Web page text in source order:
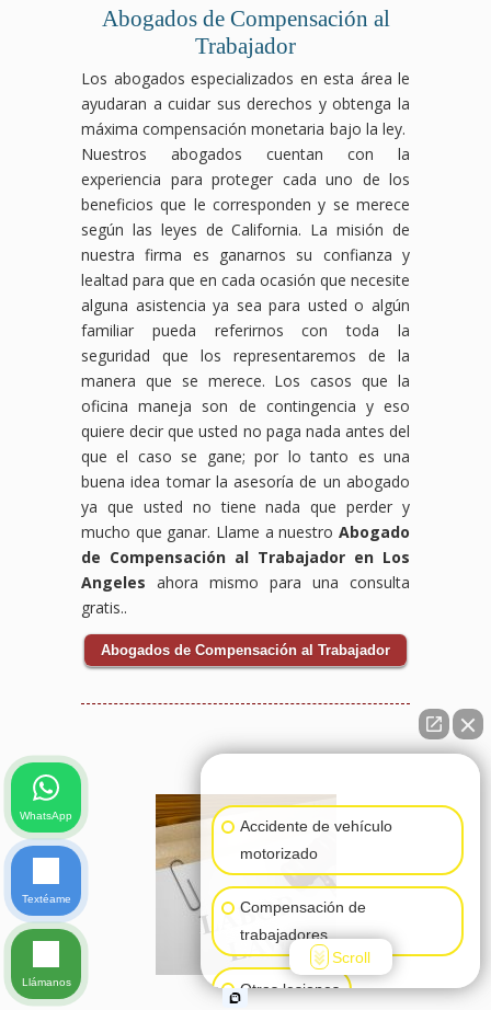
Abogados de Compensación al
Trabajador
Los abogados especializados en esta área le
ayudaran a cuidar sus derechos y obtenga la
máxima compensación monetaria bajo la ley.
Nuestros abogados cuentan con la
experiencia para proteger cada uno de los
beneficios que le corresponden y se merece
según las leyes de California. La misión de
nuestra firma es ganarnos su confianza y
lealtad para que en cada ocasión que necesite
alguna asistencia ya sea para usted o algún
familiar pueda referirnos con toda la
seguridad que los representaremos de la
manera que se merece. Los casos que la
oficina maneja son de contingencia y eso
quiere decir que usted no paga nada antes del
que el caso se gane; por lo tanto es una
buena idea tomar la asesoría de un abogado
ya que usted no tiene nada que perder y
mucho que ganar. Llame a nuestro Abogado
de Compensación al Trabajador en Los
Angeles ahora mismo para una consulta
gratis..
Abogados de Compensación al Trabajador
Accidente de vehículo
motorizado
Compensación de
trabajadores
Otras lesiones
Scroll
WhatsApp
Textéame
Llámanos